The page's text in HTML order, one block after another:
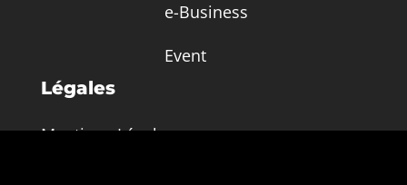
e-Business
Event
Légales
Mentions Légales